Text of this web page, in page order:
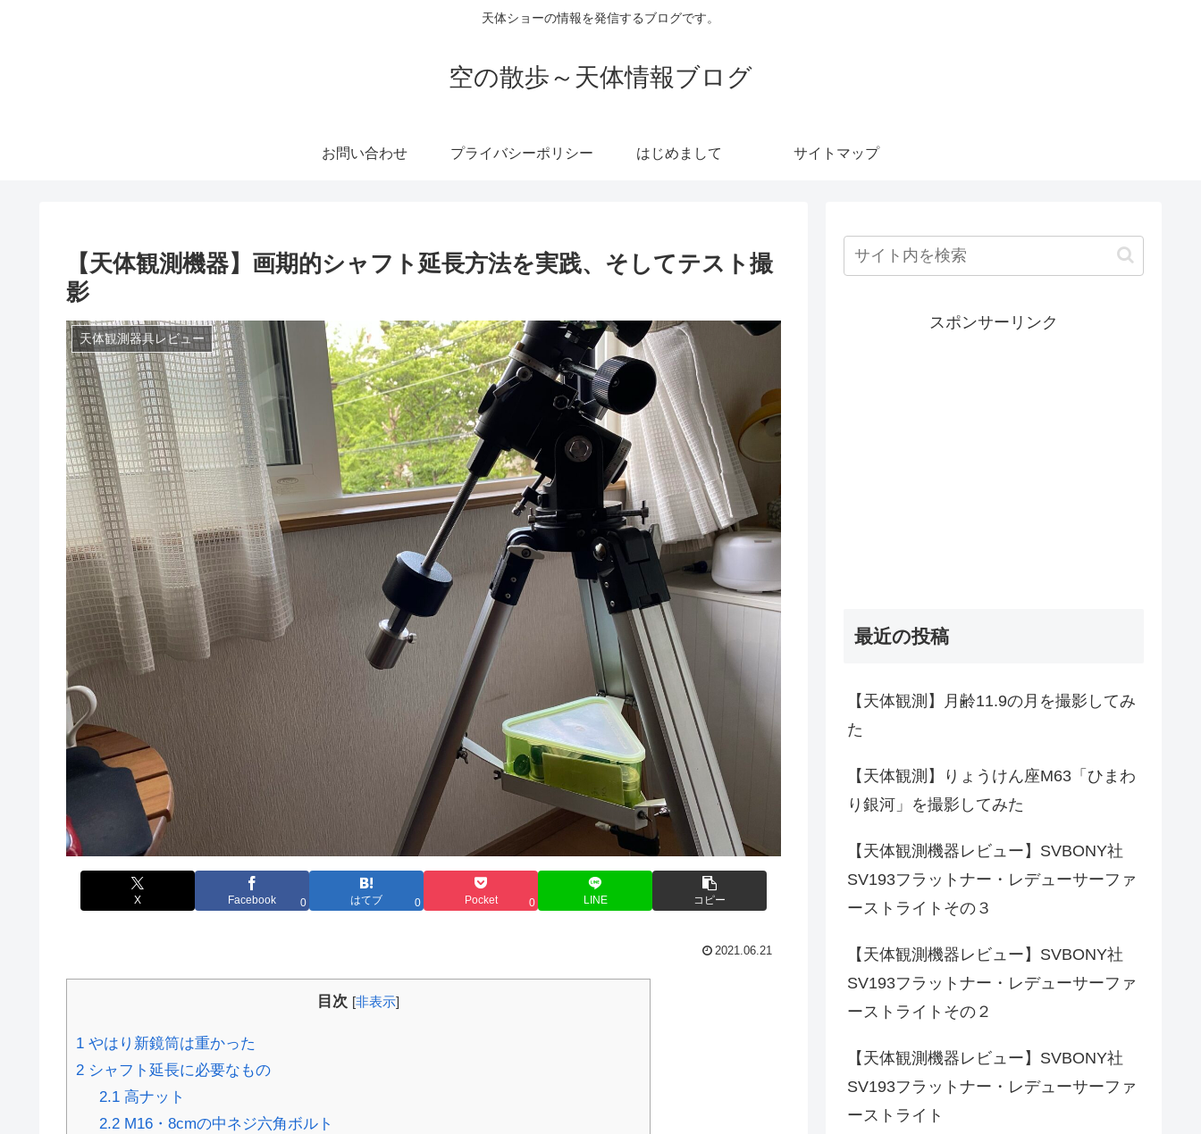
天体ショーの情報を発信するブログです。
空の散歩～天体情報ブログ
お問い合わせ プライバシーポリシー はじめまして サイトマップ
【天体観測機器】画期的シャフト延長方法を実践、そしてテスト撮
影
天体観測器具レビュー
X Facebook 0 はてブ 0 Pocket 0 LINE コピー
2021.06.21
目次 [非表示]
1 やはり新鏡筒は重かった
2 シャフト延長に必要なもの
2.1高ナット
2.2M16・8cmの中ネジ六角ボルト
スポンサーリンク
最近の投稿
【天体観測】月齢11.9の月を撮影してみ
た
【天体観測】りょうけん座M63「ひまわ
り銀河」を撮影してみた
【天体観測機器レビュー】SVBONY社
SV193フラットナー・レデューサーファ
ーストライトその３
【天体観測機器レビュー】SVBONY社
SV193フラットナー・レデューサーファ
ーストライトその２
【天体観測機器レビュー】SVBONY社
SV193フラットナー・レデューサーファ
ーストライト